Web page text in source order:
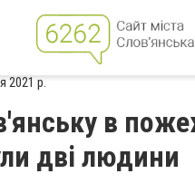
2021 р.
в
дві людини